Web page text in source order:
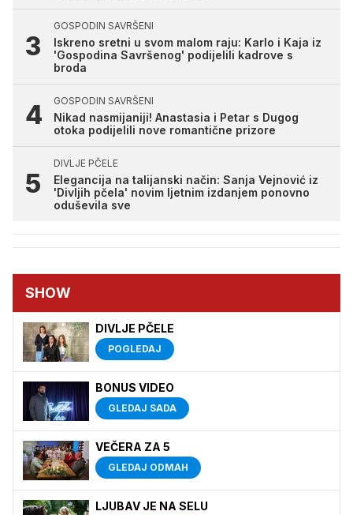
GOSPODIN SAVRŠENI
Iskreno sretni u svom malom raju: Karlo i Kaja iz
'Gospodina Savršenog' podijelili kadrove s
broda
GOSPODIN SAVRŠENI
Nikad nasmijaniji! Anastasia i Petar s Dugog
otoka podijelili nove romantične prizore
DIVLJE PČELE
Elegancija na talijanski način: Sanja Vejnović iz
'Divljih pčela' novim ljetnim izdanjem ponovno
oduševila sve
SHOW
DIVLJE PČELE
POGLEDAJ
BONUS VIDEO
GLEDAJ SADA
VEČERA ZA 5
GLEDAJ ODMAH
LJUBAV JE NA SELU